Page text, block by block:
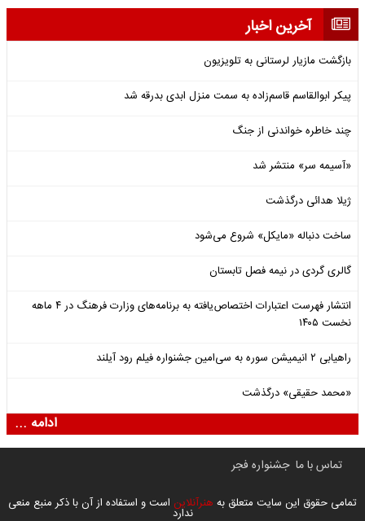
آخرین اخبار
بازگشت مازیار لرستانی به تلویزیون
پیکر ابوالقاسم قاسم‌زاده به سمت منزل ابدی بدرقه شد
چند خاطره خواندنی از جنگ
«آسیمه سر» منتشر شد
ژیلا هدائی درگذشت
ساخت دنباله «مایکل» شروع می‌شود
گالری گردی در نیمه فصل تابستان
انتشار فهرست اعتبارات اختصاص‌یافته به برنامه‌های وزارت فرهنگ در ۴ ماهه
نخست ۱۴۰۵
راهیابی ۲ انیمیشن سوره به سی‌امین جشنواره فیلم رود آیلند
«محمد حقیقی» درگذشت
ادامه ...
تماس با ما جشنواره فجر
تمامی حقوق این سایت متعلق به هنرآنلاین است و استفاده از آن با ذکر منبع منعی
ندارد